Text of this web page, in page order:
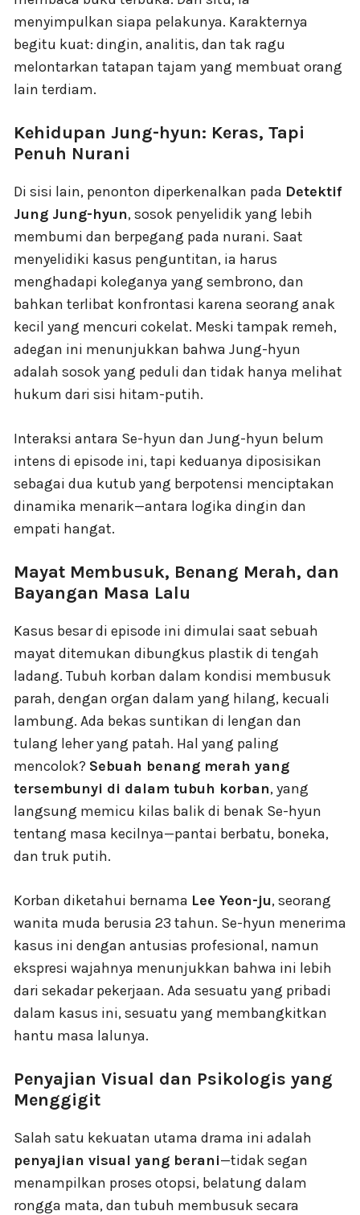
menyimpulkan siapa pelakunya. Karakternya
begitu kuat: dingin, analitis, dan tak ragu
melontarkan tatapan tajam yang membuat orang
lain terdiam.
Kehidupan Jung-hyun: Keras, Tapi
Penuh Nurani
Di sisi lain, penonton diperkenalkan pada Detektif
Jung Jung-hyun, sosok penyelidik yang lebih
membumi dan berpegang pada nurani. Saat
menyelidiki kasus penguntitan, ia harus
menghadapi koleganya yang sembrono, dan
bahkan terlibat konfrontasi karena seorang anak
kecil yang mencuri cokelat. Meski tampak remeh,
adegan ini menunjukkan bahwa Jung-hyun
adalah sosok yang peduli dan tidak hanya melihat
hukum dari sisi hitam-putih.
Interaksi antara Se-hyun dan Jung-hyun belum
intens di episode ini, tapi keduanya diposisikan
sebagai dua kutub yang berpotensi menciptakan
dinamika menarik—antara logika dingin dan
empati hangat.
Mayat Membusuk, Benang Merah, dan
Bayangan Masa Lalu
Kasus besar di episode ini dimulai saat sebuah
mayat ditemukan dibungkus plastik di tengah
ladang. Tubuh korban dalam kondisi membusuk
parah, dengan organ dalam yang hilang, kecuali
lambung. Ada bekas suntikan di lengan dan
tulang leher yang patah. Hal yang paling
mencolok? Sebuah benang merah yang
tersembunyi di dalam tubuh korban, yang
langsung memicu kilas balik di benak Se-hyun
tentang masa kecilnya—pantai berbatu, boneka,
dan truk putih.
Korban diketahui bernama Lee Yeon-ju, seorang
wanita muda berusia 23 tahun. Se-hyun menerima
kasus ini dengan antusias profesional, namun
ekspresi wajahnya menunjukkan bahwa ini lebih
dari sekadar pekerjaan. Ada sesuatu yang pribadi
dalam kasus ini, sesuatu yang membangkitkan
hantu masa lalunya.
Penyajian Visual dan Psikologis yang
Menggigit
Salah satu kekuatan utama drama ini adalah
penyajian visual yang berani—tidak segan
menampilkan proses otopsi, belatung dalam
rongga mata, dan tubuh membusuk secara